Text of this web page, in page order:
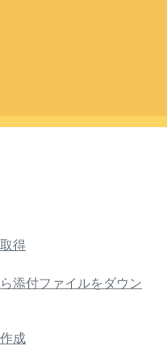
得
添付ファイルをダウン
成